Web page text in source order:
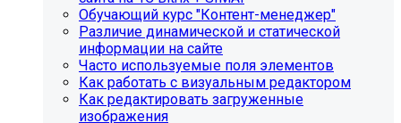
Обучающий курс "Контент-менеджер"
Различие динамической и статической
информации на сайте
Часто используемые поля элементов
Как работать с визуальным редактором
Как редактировать загруженные
изображения